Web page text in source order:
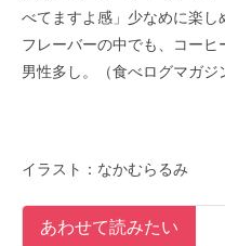
べてますよ感」少なめに楽し
フレーバーの中でも、コー
男性多し。（食べログマガジ
イラスト：なかむらるみ
あわせて読みたい